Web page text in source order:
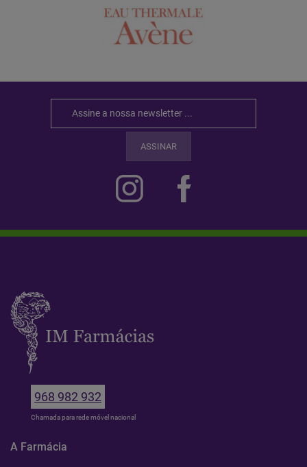
ASSINAR
968 982 932
Chamada para rede móvel nacional
A Farmácia